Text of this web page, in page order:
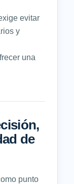
evitar
y
una
de
punto